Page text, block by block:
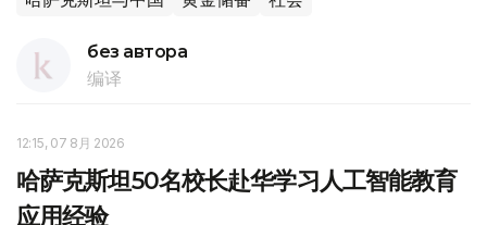
без автора
编译
12:15, 07 8月 2026
哈萨克斯坦50名校长赴华学习人工智能教育
应用经验